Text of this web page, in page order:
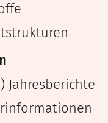
Jahresberichte